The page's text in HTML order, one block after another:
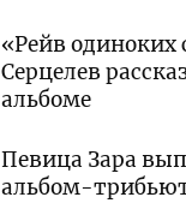
«Рейв одиноких
Серцелев
альбоме
Певица Зара
альбом-